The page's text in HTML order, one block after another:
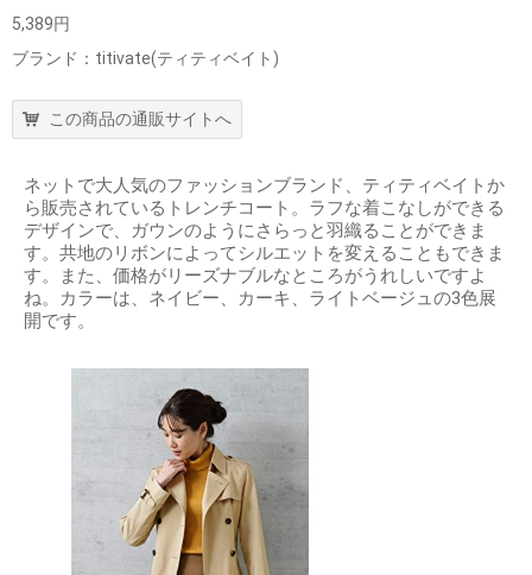
5,389円
ブランド：titivate(ティティベイト)
この商品の通販サイトへ
ネットで大人気のファッションブランド、ティティベイトか
ら販売されているトレンチコート。ラフな着こなしができる
デザインで、ガウンのようにさらっと羽織ることができま
す。共地のリボンによってシルエットを変えることもできま
す。また、価格がリーズナブルなところがうれしいですよ
ね。カラーは、ネイビー、カーキ、ライトベージュの3色展
開です。